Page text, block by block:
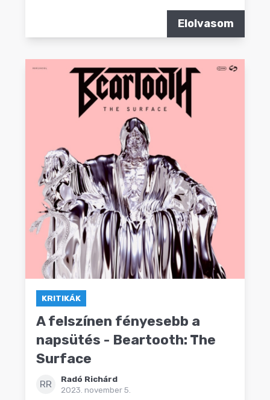
Elolvasom
KRITIKÁK
A felszínen fényesebb a
napsütés - Beartooth: The
Surface
RR
Radó Richárd
2023. november 5.